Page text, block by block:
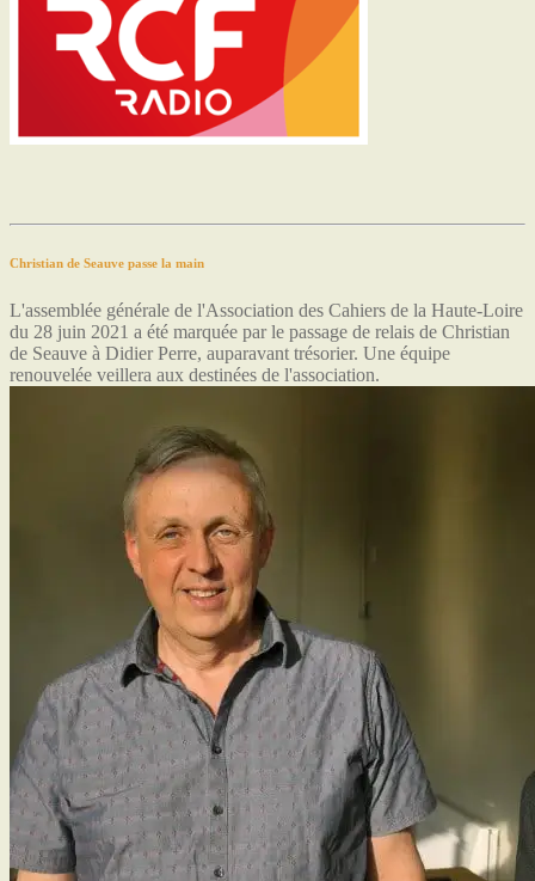
Christian de Seauve passe la main
L'assemblée générale de l'Association des Cahiers de la Haute-Loire
du 28 juin 2021 a été marquée par le passage de relais de Christian
de Seauve à Didier Perre, auparavant trésorier. Une équipe
renouvelée veillera aux destinées de l'association.